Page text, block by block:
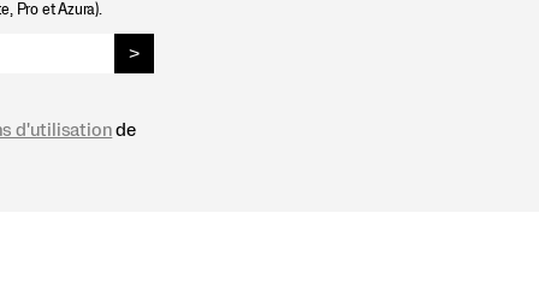
Pro et Azura).
>
d'utilisationde